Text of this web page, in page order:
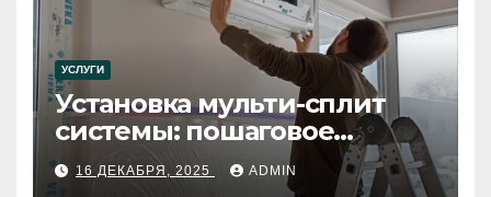
УСЛУГИ
Установка мульти-сплит
системы: пошаговое
руководство
16 ДЕКАБРЯ, 2025 ADMIN